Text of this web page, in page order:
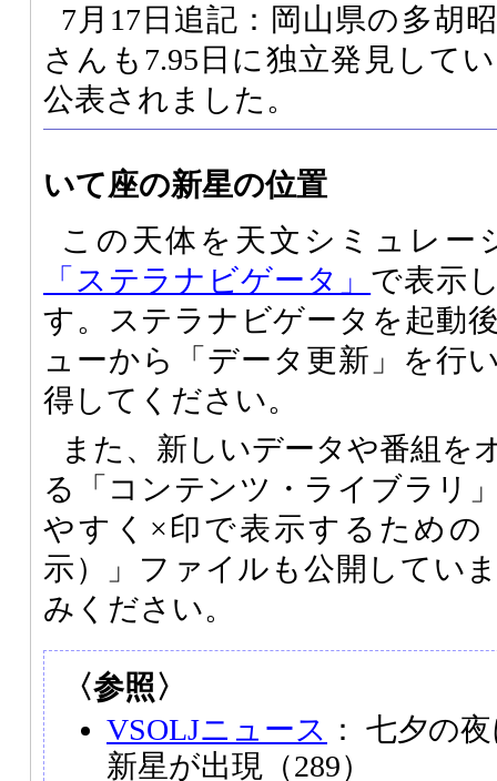
7月17日追記：岡山県の多胡
さんも7.95日に独立発見して
公表されました。
いて座の新星の位置
この天体を天文シミュレー
「ステラナビゲータ」 で表示
す。ステラナビゲータを起動
ューから「データ更新」を行
得してください。
また、新しいデータや番組を
る「コンテンツ・ライブラリ
やすく×印で表示するための
示）」ファイルも公開してい
みください。
〈参照〉
VSOLJニュース ： 七夕の
新星が出現（289）